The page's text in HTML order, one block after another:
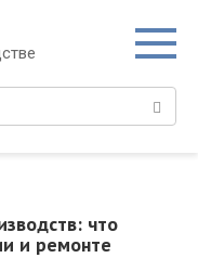
что
и ремонте